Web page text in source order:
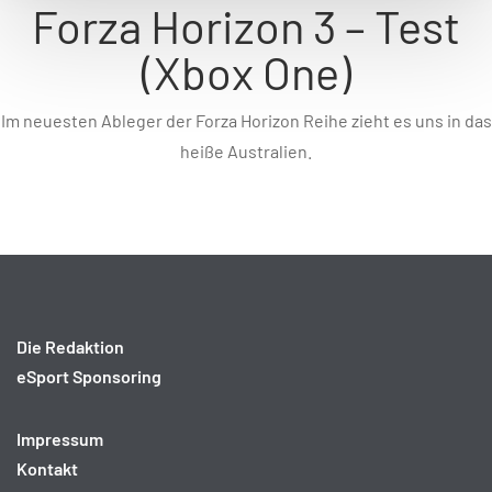
Forza Horizon 3 – Test
(Xbox One)
Im neuesten Ableger der Forza Horizon Reihe zieht es uns in das
heiße Australien.
Die Redaktion
eSport Sponsoring
Impressum
Kontakt